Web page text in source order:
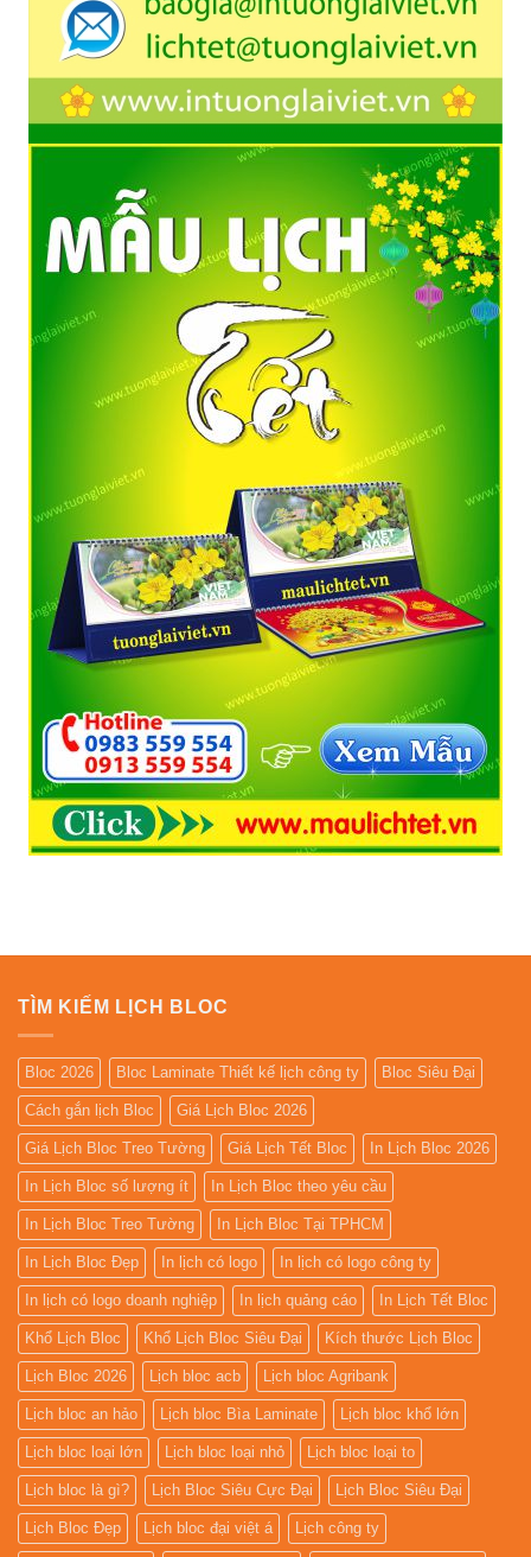
TÌM KIẾM LỊCH BLOC
Bloc 2026 Bloc Laminate Thiết kế lịch công ty Bloc Siêu Đại
Cách gắn lịch Bloc Giá Lịch Bloc 2026
Giá Lịch Bloc Treo Tường Giá Lịch Tết Bloc In Lịch Bloc 2026
In Lịch Bloc số lượng ít In Lịch Bloc theo yêu cầu
In Lịch Bloc Treo Tường In Lịch Bloc Tại TPHCM
In Lịch Bloc Đẹp In lịch có logo In lịch có logo công ty
In lịch có logo doanh nghiệp In lịch quảng cáo In Lịch Tết Bloc
Khổ Lịch Bloc Khổ Lịch Bloc Siêu Đại Kích thước Lịch Bloc
Lịch Bloc 2026 Lịch bloc acb Lịch bloc Agribank
Lịch bloc an hảo Lịch bloc Bìa Laminate Lịch bloc khổ lớn
Lịch bloc loại lớn Lịch bloc loại nhỏ Lịch bloc loại to
Lịch bloc là gì? Lịch Bloc Siêu Cực Đại Lịch Bloc Siêu Đại
Lịch Bloc Đẹp Lịch bloc đại việt á Lịch công ty